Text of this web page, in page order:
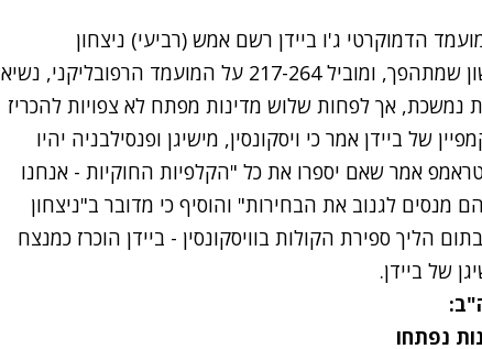
הדמוקרטי ג'ו ביידן רשם אמש (רביעי) ניצחון
באריזונה, המעוז הרפובליקני הראשון שמתהפך, ומוביל 217-264 על המועמד הרפובליקני, נשיא
נמשכת, אך לפחות שלוש מדינות מפתח לא צפויות להכריז
של ביידן אמר כי ויסקונסין, מישיגן ופנסילבניה יהיו
אמר שאם יספרו את כל "הקלפיות החוקיות - אנחנו
מנסים לגנוב את הבחירות" והוסיף כי מדובר ב"ניצחון
הליך ספירת הקולות בוויסקונסין - ביידן הוכרז כמנצח
נפתחו